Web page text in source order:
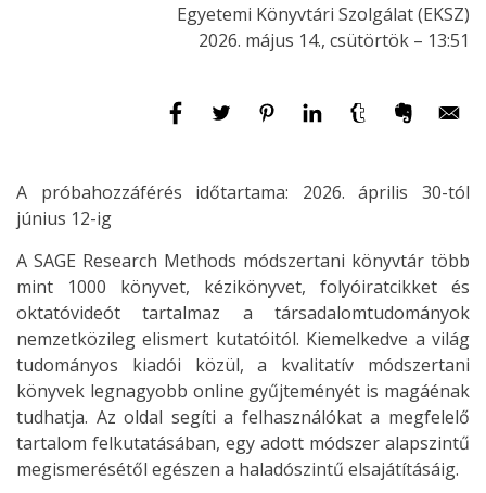
Egyetemi Könyvtári Szolgálat (EKSZ)
2026. május 14., csütörtök – 13:51
A próbahozzáférés időtartama: 2026. április 30-tól
június 12-ig
A SAGE Research Methods módszertani könyvtár több
mint 1000 könyvet, kézikönyvet, folyóiratcikket és
oktatóvideót tartalmaz a társadalomtudományok
nemzetközileg elismert kutatóitól. Kiemelkedve a világ
tudományos kiadói közül, a kvalitatív módszertani
könyvek legnagyobb online gyűjteményét is magáénak
tudhatja. Az oldal segíti a felhasználókat a megfelelő
tartalom felkutatásában, egy adott módszer alapszintű
megismerésétől egészen a haladószintű elsajátításáig.